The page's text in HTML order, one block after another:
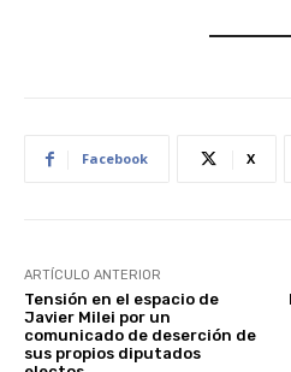
Facebook X
ARTÍCULO ANTERIOR
Tensión en el espacio de
Javier Milei por un
comunicado de deserción de
sus propios diputados